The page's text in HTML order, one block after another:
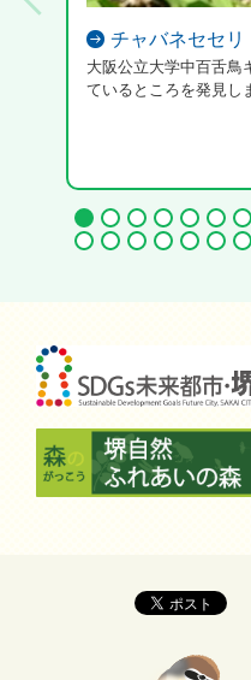
チャバネセセリ
大阪公立大学中百舌鳥
ているところを発見し